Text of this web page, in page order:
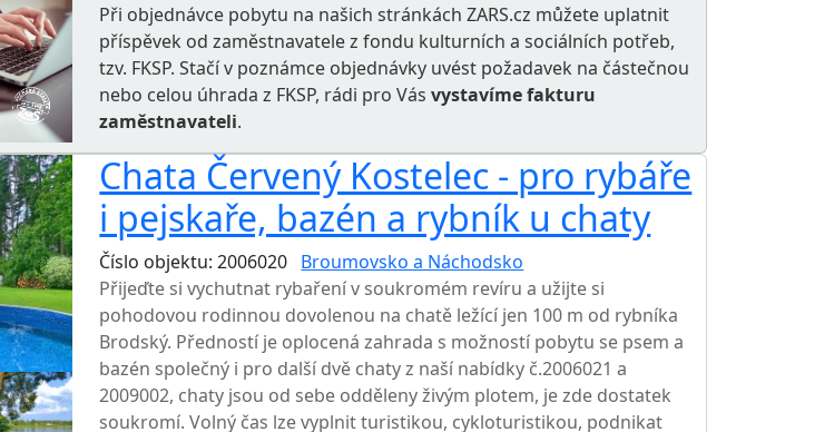
Při objednávce pobytu na našich stránkách ZARS.cz můžete uplatnit
příspěvek od zaměstnavatele zfondu kulturních a sociálních potřeb,
tzv. FKSP. Stačí v poznámce objednávky uvést požadavek na částečnou
nebo celou úhrada z FKSP, rádi pro Vásvystavíme fakturu
zaměstnavateli.
Chata Červený Kostelec - pro rybáře
i pejskaře, bazén a rybník u chaty
Číslo objektu: 2006020 Broumovsko a Náchodsko
Přijeďte si vychutnat rybaření v soukromém revíru a užijte si
pohodovou rodinnou dovolenou na chatě ležící jen 100 m od rybníka
Brodský. Předností je oplocená zahrada s možností pobytu se psem a
bazén společný i pro další dvě chaty z naší nabídky č.2006021 a
2009002, chaty jsou od sebe odděleny živým plotem, je zde dostatek
soukromí. Volný čas lze vyplnit turistikou, cykloturistikou, podnikat